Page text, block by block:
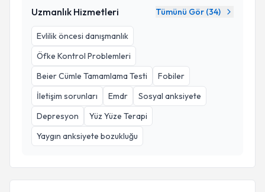
Uzmanlık Hizmetleri Tümünü Gör (34)
Evlilik öncesi danışmanlık
Öfke Kontrol Problemleri
Beier Cümle Tamamlama Testi
Fobiler
İletişim sorunları
Emdr
Sosyal anksiyete
Depresyon
Yüz Yüze Terapi
Yaygın anksiyete bozukluğu